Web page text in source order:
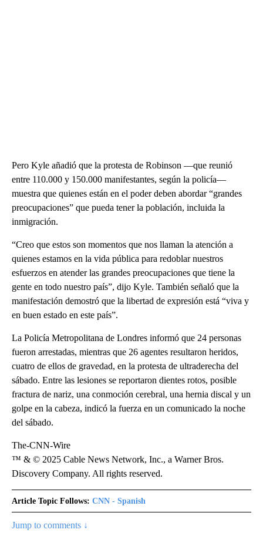
Pero Kyle añadió que la protesta de Robinson —que reunió
entre 110.000 y 150.000 manifestantes, según la policía—
muestra que quienes están en el poder deben abordar “grandes
preocupaciones” que pueda tener la población, incluida la
inmigración.
“Creo que estos son momentos que nos llaman la atención a
quienes estamos en la vida pública para redoblar nuestros
esfuerzos en atender las grandes preocupaciones que tiene la
gente en todo nuestro país”, dijo Kyle. También señaló que la
manifestación demostró que la libertad de expresión está “viva y
en buen estado en este país”.
La Policía Metropolitana de Londres informó que 24 personas
fueron arrestadas, mientras que 26 agentes resultaron heridos,
cuatro de ellos de gravedad, en la protesta de ultraderecha del
sábado. Entre las lesiones se reportaron dientes rotos, posible
fractura de nariz, una conmoción cerebral, una hernia discal y un
golpe en la cabeza, indicó la fuerza en un comunicado la noche
del sábado.
The-CNN-Wire
™ & © 2025 Cable News Network, Inc., a Warner Bros.
Discovery Company. All rights reserved.
Article Topic Follows: CNN - Spanish
Jump to comments ↓